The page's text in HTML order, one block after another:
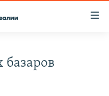
базаров